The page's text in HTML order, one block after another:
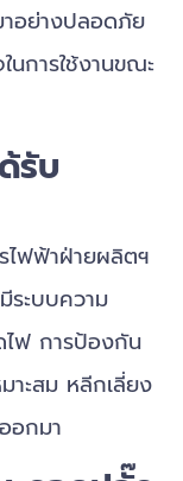
อย่างปลอดภัย
การใช้งานขณะ
รับ
ไฟฟ้าฝ่ายผลิตฯ
ระบบความ
ไฟ การป้องกัน
าะสม หลีกเลี่ยง
อกมา